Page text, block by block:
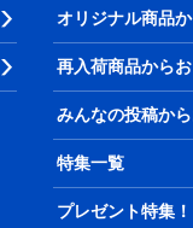
オリジナル商品
再入荷商品から
みんなの投稿か
特集一覧
プレゼント特集！